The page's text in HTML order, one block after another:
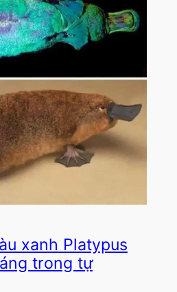
xanh Platypus
trong tự